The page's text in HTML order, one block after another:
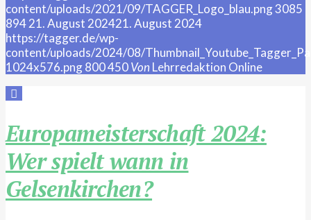
content/uploads/2021/09/TAGGER_Logo_blau.png3085
89421. August 202421. August 2024
https://tagger.de/wp-
content/uploads/2024/08/
1024x576.png800450Von Lehrredaktion Online
Europameisterschaft 2024:
Wer spielt wann in
Gelsenkirchen?